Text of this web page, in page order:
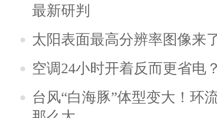
最新研判
太阳表面最高分辨率图像来
空调24小时开着反而更省电
台风“白海豚”体型变大！环